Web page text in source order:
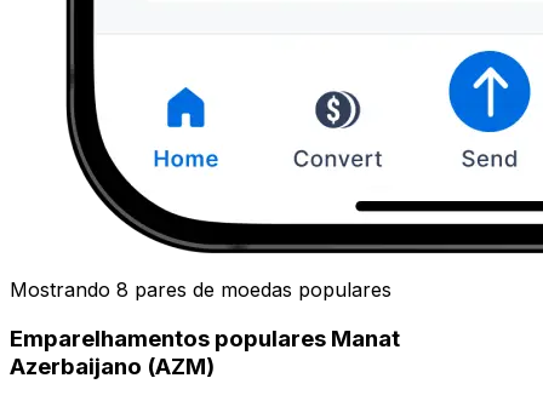
Mostrando 8 pares de moedas populares
Emparelhamentos populares Manat
Azerbaijano (AZM)